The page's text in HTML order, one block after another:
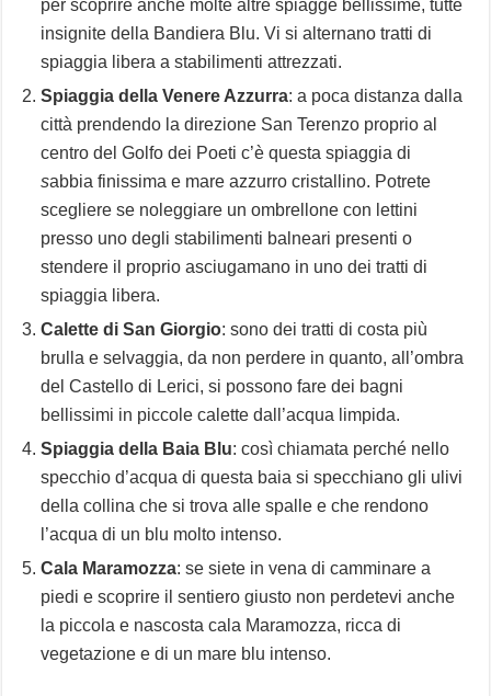
per scoprire anche molte altre spiagge bellissime, tutte
insignite della Bandiera Blu. Vi si alternano tratti di
spiaggia libera a stabilimenti attrezzati.
Spiaggia della Venere Azzurra: a poca distanza dalla
città prendendo la direzione San Terenzo proprio al
centro del Golfo dei Poeti c’è questa spiaggia di
sabbia finissima e mare azzurro cristallino. Potrete
scegliere se noleggiare un ombrellone con lettini
presso uno degli stabilimenti balneari presenti o
stendere il proprio asciugamano in uno dei tratti di
spiaggia libera.
Calette di San Giorgio: sono dei tratti di costa più
brulla e selvaggia, da non perdere in quanto, all’ombra
del Castello di Lerici, si possono fare dei bagni
bellissimi in piccole calette dall’acqua limpida.
Spiaggia della Baia Blu: così chiamata perché nello
specchio d’acqua di questa baia si specchiano gli ulivi
della collina che si trova alle spalle e che rendono
l’acqua di un blu molto intenso.
Cala Maramozza: se siete in vena di camminare a
piedi e scoprire il sentiero giusto non perdetevi anche
la piccola e nascosta cala Maramozza, ricca di
vegetazione e di un mare blu intenso.